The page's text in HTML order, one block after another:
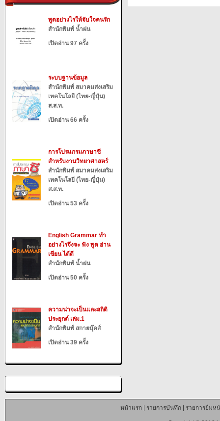
พูดอย่างไรให้จับใจคนรัก
สำนักพิมพ์ น้ำฝน
เปิดอ่าน 97 ครั้ง
ระบบฐานข้อมูล
สำนักพิมพ์ สมาคมส่งเสริม
เทคโนโลยี (ไทย-ญี่ปุ่น)
ส.ส.ท.
เปิดอ่าน 66 ครั้ง
การโปรแกรมภาษาซี
สำหรับงานวิทยาศาสตร์
สำนักพิมพ์ สมาคมส่งเสริม
เทคโนโลยี (ไทย-ญี่ปุ่น)
ส.ส.ท.
เปิดอ่าน 53 ครั้ง
English Grammar ทำ
อย่างไรจึงจะ ฟัง พูด อ่าน
เขียน ได้ดี
สำนักพิมพ์ น้ำฝน
เปิดอ่าน 50 ครั้ง
ความน่าจะเป็นและสถิติ
ประยุกต์ เล่ม.1
สำนักพิมพ์ สกายบุ๊คส์
เปิดอ่าน 39 ครั้ง
หน้าแรก| รายการบันทึก| รายการยืมห